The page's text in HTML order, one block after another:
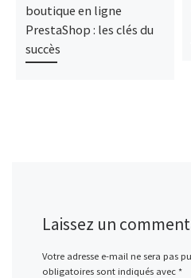
boutique en ligne
PrestaShop : les clés du
succès
Laissez un
Votre adresse e-mail ne sera pas
obligatoires sont indiqués avec *